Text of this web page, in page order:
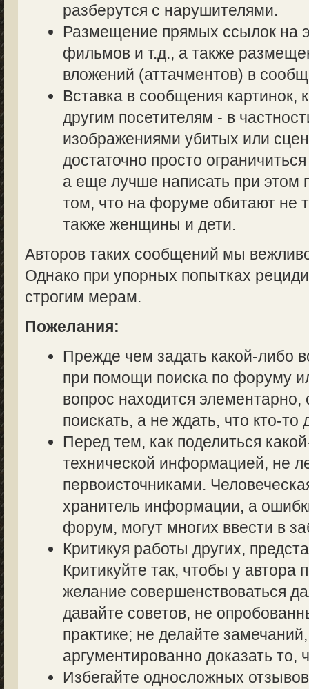
разберутся с нарушителями.
Размещение прямых ссылок на
фильмов и т.д., а также
вложений (аттачментов) в
Вставка в сообщения картинок,
другим посетителям - в
изображениями убитых или
достаточно просто
а еще лучше написать при этом
том, что на форуме обитают не
также женщины и дети.
Авторов таких сообщений мы
Однако при упорных попытках
строгим мерам.
Пожелания:
Прежде чем задать какой-либо
при помощи поиска по форуму
вопрос находится элементарно,
поискать, а не ждать, что кто-то
Перед тем, как поделиться
технической информацией, не
первоисточниками.
хранитель информации, а
форум, могут многих ввести в
Критикуя работы других,
Критикуйте так, чтобы у автора
желание совершенствоваться
давайте советов, не
практике; не делайте
аргументированно доказать то,
Избегайте односложных